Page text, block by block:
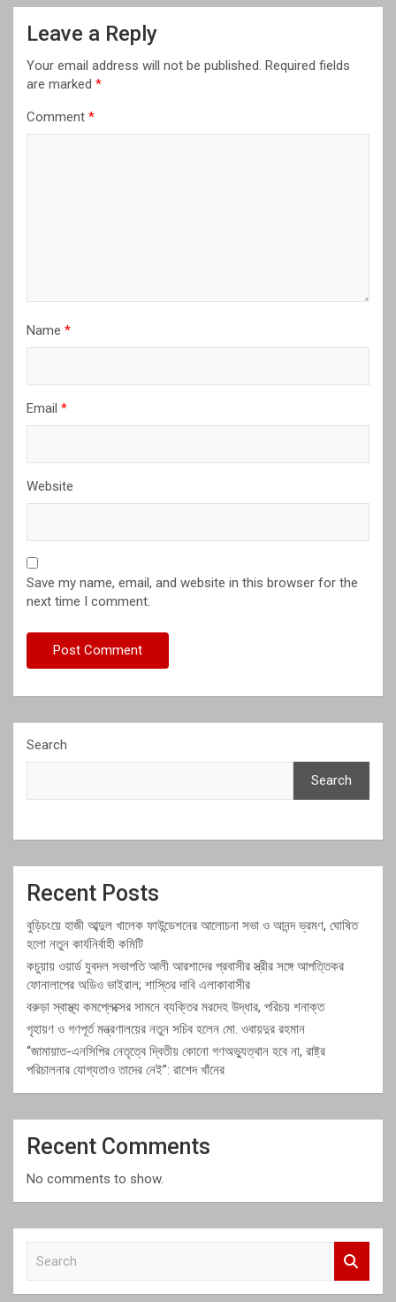
Leave a Reply
Your email address will not be published. Required fields
are marked *
Comment *
Name *
Email *
Website
Save my name, email, and website in this browser for the
next time I comment.
Search
Search
Recent Posts
বুড়িচংয়ে হাজী আব্দুল খালেক ফাউন্ডেশনের আলোচনা সভা ও আনন্দ ভ্রমণ, ঘোষিত
হলো নতুন কার্যনির্বাহী কমিটি
কচুয়ায় ওয়ার্ড যুবদল সভাপতি আলী আরশাদের প্রবাসীর স্ত্রীর সঙ্গে আপত্তিকর
ফোনালাপের অডিও ভাইরাল; শাস্তির দাবি এলাকাবাসীর
বরুড়া স্বাস্থ্য কমপ্লেক্সের সামনে ব্যক্তির মরদেহ উদ্ধার, পরিচয় শনাক্ত
গৃহায়ণ ও গণপূর্ত মন্ত্রণালয়ের নতুন সচিব হলেন মো. ওবায়দুর রহমান
“জামায়াত-এনসিপির নেতৃত্বে দ্বিতীয় কোনো গণঅভ্যুত্থান হবে না, রাষ্ট্র
পরিচালনার যোগ্যতাও তাদের নেই”: রাশেদ খাঁনের
Recent Comments
No comments to show.